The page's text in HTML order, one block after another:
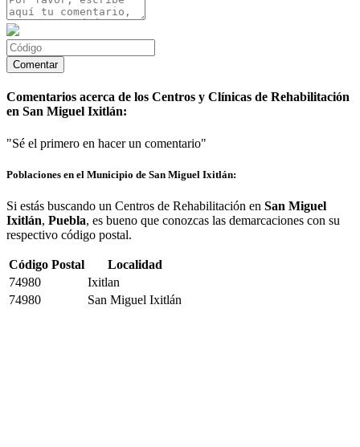
Comentarios acerca de los Centros y Clínicas de Rehabilitación
en San Miguel Ixitlán:
"Sé el primero en hacer un comentario"
Poblaciones en el Municipio de San Miguel Ixitlán:
Si estás buscando un Centros de Rehabilitación en San Miguel
Ixitlán, Puebla, es bueno que conozcas las demarcaciones con su
respectivo código postal.
Código Postal
Localidad
74980
Ixitlan
74980
San Miguel Ixitlán